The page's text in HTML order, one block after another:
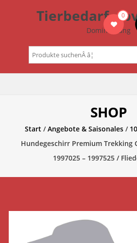
Tierbedarf –
Dominik Lang
0
Suchen
nach:
SHOP
Start /Angebote & Saisonales /
Hundegeschirr Premium Trekking
1997025 – 1997525 /